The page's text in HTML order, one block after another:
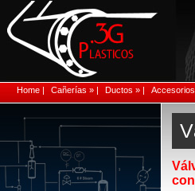
Home | Cañerías » | Ductos » |